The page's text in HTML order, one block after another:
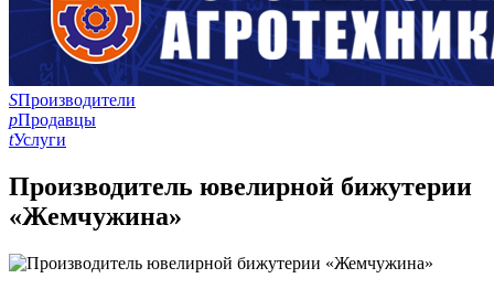
SПроизводители
pПродавцы
tУслуги
Производитель ювелирной бижутерии
«Жемчужина»